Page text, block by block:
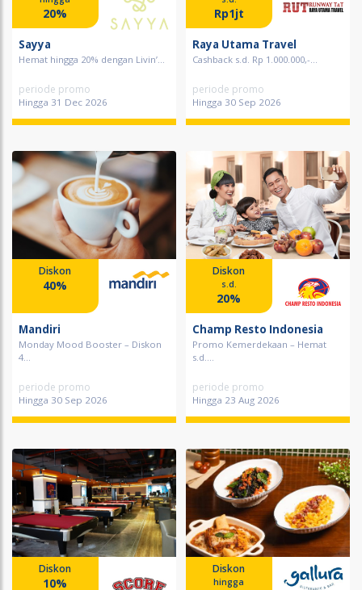
20%
Sayya
Hemat hingga 20% dengan Livin’...
periode promo
Hingga 31 Dec 2026
Rp1jt
Raya Utama Travel
Cashback s.d. Rp 1.000.000,-...
periode promo
Hingga 30 Sep 2026
Diskon
40%
Mandiri
Monday Mood Booster – Diskon
4...
periode promo
Hingga 30 Sep 2026
Diskon
s.d.
20%
Champ Resto Indonesia
Promo Kemerdekaan – Hemat
s.d....
periode promo
Hingga 23 Aug 2026
Diskon
10%
Diskon
hingga